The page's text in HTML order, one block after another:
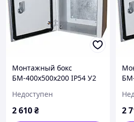
Монтажный бокс
БМ-400х500х200 IP54 У2
Недоступен
2 610₴ 2